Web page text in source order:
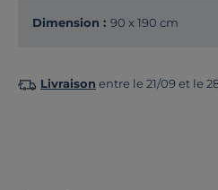
Dimension : 90 x 190 cm
Livraison entre le 21/09 et le